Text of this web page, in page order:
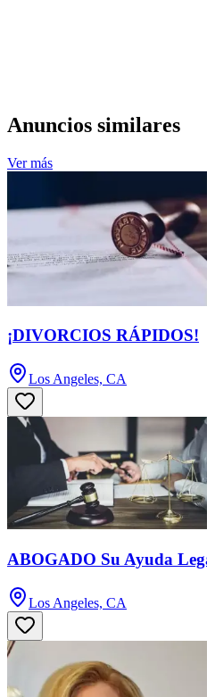
Anuncios similares
Ver más
¡DIVORCIOS RÁPIDOS!
Los Angeles, CA
ABOGADO Su Ayuda
Los Angeles, CA